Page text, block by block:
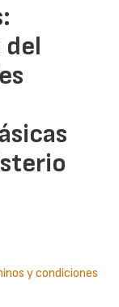
y condiciones